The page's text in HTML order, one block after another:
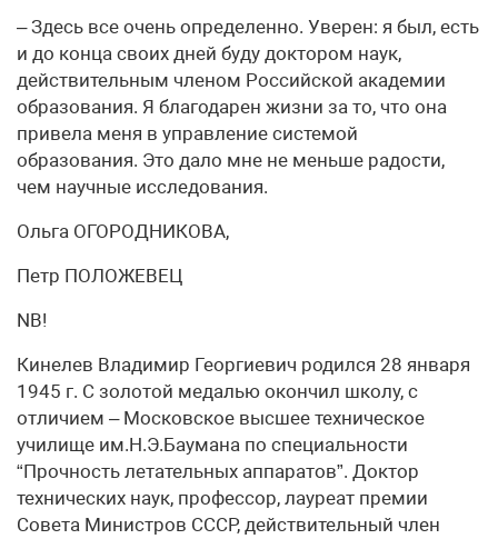
– Здесь все очень определенно. Уверен: я был, есть
и до конца своих дней буду доктором наук,
действительным членом Российской академии
образования. Я благодарен жизни за то, что она
привела меня в управление системой
образования. Это дало мне не меньше радости,
чем научные исследования.
Ольга ОГОРОДНИКОВА,
Петр ПОЛОЖЕВЕЦ
NB!
Кинелев Владимир Георгиевич родился 28 января
1945 г. С золотой медалью окончил школу, с
отличием – Московское высшее техническое
училище им.Н.Э.Баумана по специальности
“Прочность летательных аппаратов”. Доктор
технических наук, профессор, лауреат премии
Совета Министров СССР, действительный член